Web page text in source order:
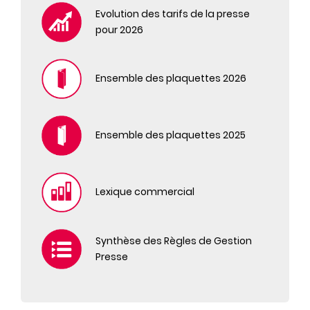
NATIONAL GEOGRAPHIC
NATIONAL GEOGRAPHIC HORS SERIE
NATIONAL GEOGRAPHIC TRAVELER ET HORS
SERIE
OH! MY MAG
PRIMA
PRIMA HORS SERIE
TELE 2 SEMAINES
TELE 2 SEMAINES HORS SERIE
TELE LOISIRS HORS SÉRIE
THE GOOD LIFE
TV GRANDES CHAINES
VIVRE CÔTÉ PARIS
VOICI
VOICI HORS SERIE
Evolution des tarifs de la presse
pour 2026
Ensemble des plaquettes 2026
Ensemble des plaquettes 2025
Lexique commercial
Synthèse des Règles de Gestion
Presse